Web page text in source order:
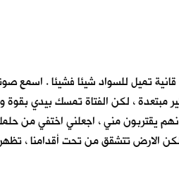
تميل للسواد شيئا فشيئا . اسمع
مبتعدة ، لكن الفتاة تمسك بيدي
يقتربون مني ، اجعلني اختفي من
لكن الارض تتشقق من تحت